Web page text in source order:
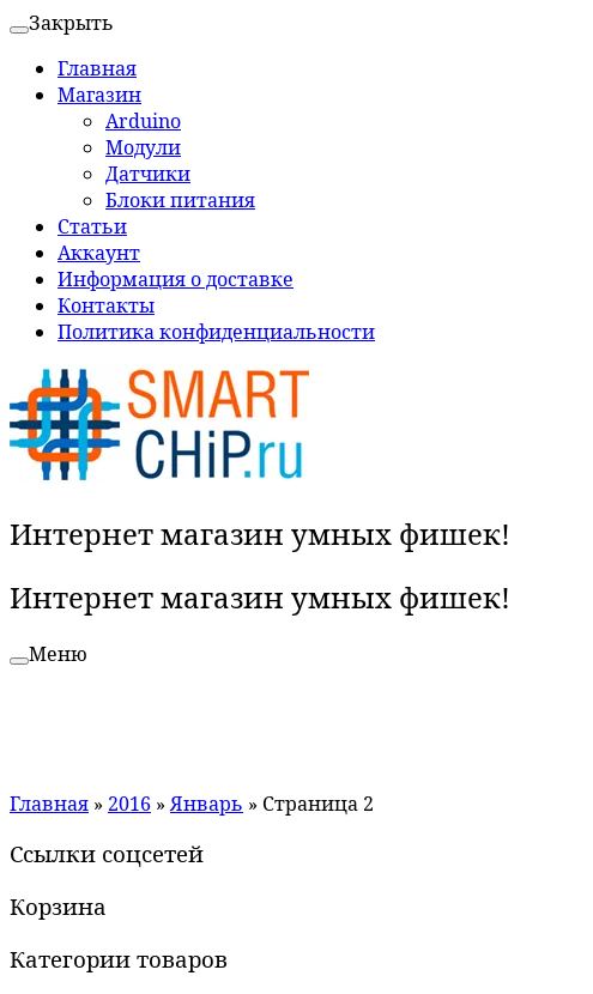
Закрыть
Главная
Магазин
Arduino
Модули
Датчики
Блоки питания
Статьи
Аккаунт
Информация о доставке
Контакты
Политика конфиденциальности
Интернет магазин умных фишек!
Интернет магазин умных фишек!
Меню
Главная » 2016 » Январь » Страница 2
Ссылки соцсетей
Корзина
Категории товаров